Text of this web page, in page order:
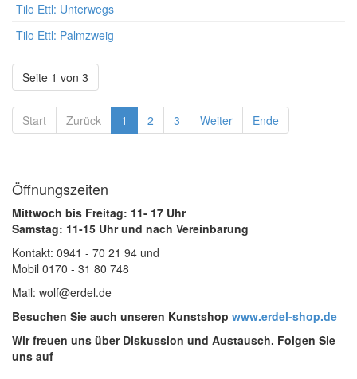
Tilo Ettl: Unterwegs
Tilo Ettl: Palmzweig
Seite 1 von 3
Start Zurück 1 2 3 Weiter Ende
Öffnungszeiten
Mittwoch bis Freitag: 11- 17 Uhr
Samstag: 11-15 Uhr und nach Vereinbarung
Kontakt: 0941 - 70 21 94 und
Mobil 0170 - 31 80 748
Mail: wolf@erdel.de
Besuchen Sie auch unseren Kunstshop www.erdel-shop.de
Wir freuen uns über Diskussion und Austausch. Folgen Sie
uns auf